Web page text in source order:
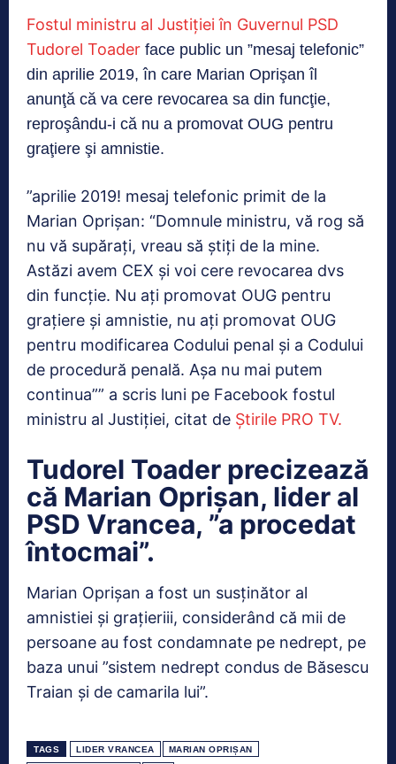
Fostul ministru al Justiţiei în Guvernul PSD
Tudorel Toader face public un ”mesaj telefonic”
din aprilie 2019, în care Marian Oprişan îl
anunţă că va cere revocarea sa din funcţie,
reproşându-i că nu a promovat OUG pentru
graţiere şi amnistie.
”aprilie 2019! mesaj telefonic primit de la
Marian Oprişan: “Domnule ministru, vă rog să
nu vă supăraţi, vreau să ştiţi de la mine.
Astăzi avem CEX şi voi cere revocarea dvs
din funcţie. Nu aţi promovat OUG pentru
graţiere şi amnistie, nu aţi promovat OUG
pentru modificarea Codului penal şi a Codului
de procedură penală. Aşa nu mai putem
continua”” a scris luni pe Facebook fostul
ministru al Justiţiei, citat de Știrile PRO TV.
Tudorel Toader precizează
că Marian Oprişan, lider al
PSD Vrancea, ”a procedat
întocmai”.
Marian Oprişan a fost un susţinător al
amnistiei şi graţieriii, considerând că mii de
persoane au fost condamnate pe nedrept, pe
baza unui ”sistem nedrept condus de Băsescu
Traian şi de camarila lui”.
TAGS LIDER VRANCEA MARIAN OPRIȘAN